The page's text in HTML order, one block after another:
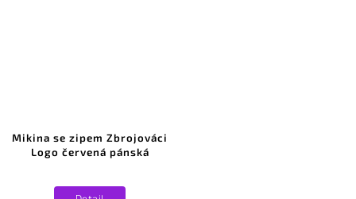
Mikina se zipem Zbrojováci
Logo červená pánská